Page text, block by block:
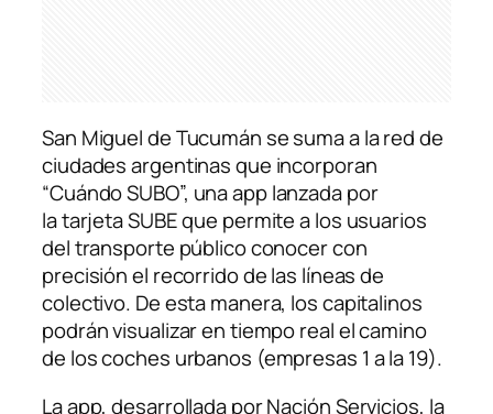
San Miguel de Tucumán se suma a la red de
ciudades argentinas que incorporan
“Cuándo SUBO”, una app lanzada por
la tarjeta SUBE que permite a los usuarios
del transporte público conocer con
precisión el recorrido de las líneas de
colectivo. De esta manera, los capitalinos
podrán visualizar en tiempo real el camino
de los coches urbanos (empresas 1 a la 19).
La app, desarrollada por Nación Servicios, la